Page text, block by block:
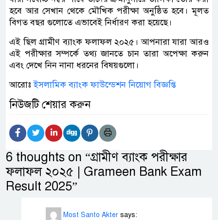
হবে আর সেখান থেকে মৌখিক পরীক্ষা অনুষ্ঠিত হবে। মূলত
বিগত বছর গুলোতে এভাবেই নির্ধারণ করা হয়েছে।
এই ছিল গ্রামীণ ব্যাংক ফলাফল ২০২৫। আপনারা যারা আরও
এই পরীক্ষার সম্পর্কে তথ্য জানতে চান তারা অপেক্ষা করুন
এবং দেখে নিন নানা ধরনের বিষয়গুলো।
আরোঃইসলামিক ব্যাংক ফাউন্ডেশন নিয়োগ বিজ্ঞপ্তি
নিউজটি শেয়ার করুন
6 thoughts on “গ্রামীণ ব্যাংক পরীক্ষার
ফলাফল ২০২৫ | Grameen Bank Exam
Result 2025”
Most Santo Akter says: